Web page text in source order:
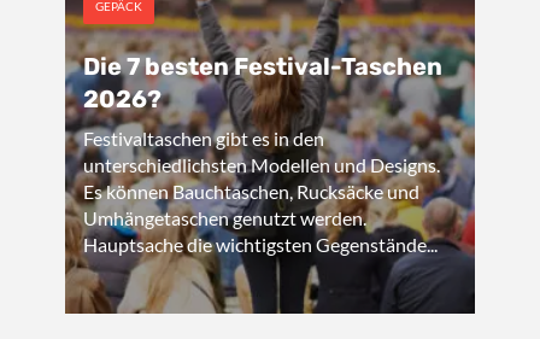
GEPÄCK
Die 7 besten Festival-Taschen
2026?
Festivaltaschen gibt es in den
unterschiedlichsten Modellen und Designs.
Es können Bauchtaschen, Rucksäcke und
Umhängetaschen genutzt werden.
Hauptsache die wichtigsten Gegenstände...